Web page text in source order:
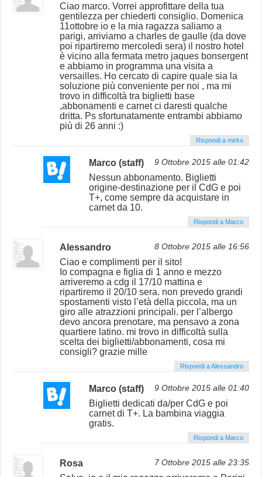
Ciao marco. Vorrei approfittare della tua
gentilezza per chiederti consiglio. Domenica
11ottobre io e la mia ragazza saliamo a
parigi, arriviamo a charles de gaulle (da dove
poi ripartiremo mercoledi sera) il nostro hotel
è vicino alla fermata metro jaques bonsergent
e abbiamo in programma una visita a
versailles. Ho cercato di capire quale sia la
soluzione più conveniente per noi , ma mi
trovo in difficoltà tra biglietti base
,abbonamenti e carnet ci daresti qualche
dritta. Ps sfortunatamente entrambi abbiamo
più di 26 anni :)
Rispondi a mirko
Marco (staff) 9 Ottobre 2015 alle 01:42
Nessun abbonamento. Biglietti
origine-destinazione per il CdG e poi
T+, come sempre da acquistare in
carnet da 10.
Rispondi a Marco
Alessandro 8 Ottobre 2015 alle 16:56
Ciao e complimenti per il sito!
Io compagna e figlia di 1 anno e mezzo
arriveremo a cdg il 17/10 mattina e
ripartiremo il 20/10 sera. non prevedo grandi
spostamenti visto l’età della piccola, ma un
giro alle atrazzioni principali. per l’albergo
devo ancora prenotare, ma pensavo a zona
quartiere latino. mi trovo in difficoltà sulla
scelta dei biglietti/abbonamenti, cosa mi
consigli? grazie mille
Rispondi a Alessandro
Marco (staff) 9 Ottobre 2015 alle 01:40
Biglietti dedicati da/per CdG e poi
carnet di T+. La bambina viaggia
gratis.
Rispondi a Marco
Rosa 7 Ottobre 2015 alle 23:35